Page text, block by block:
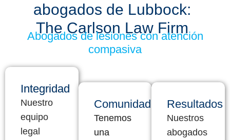
abogados de Lubbock:
The Carlson Law Firm
Abogados de lesiones con atención
compasiva
Integridad
Nuestro
equipo
legal
Comunidad
Tenemos
una
Resultados
Nuestros
abogados